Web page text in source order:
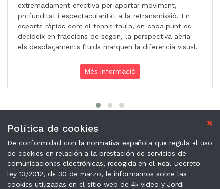
Política de cookies
De conformidad con la normativa española que regula el uso
de cookies en relación a la prestación de servicios de
comunicaciones electrónicas, recogida en el Real Decreto-
ley 13/2012, de 30 de marzo, le informamos sobre las
cookies utilizadas en el sitio web de 4k video y Jordi
extremadament efectiva per aportar moviment,
profunditat i espectacularitat a la retransmissió. En
esports ràpids com el tennis taula, on cada punt es
decideix en fraccions de segon, la perspectiva aèria i
els desplaçaments fluids marquen la diferència visual.
Més informació
4K video
Santa Eugènia de Berga (Barcelona)
Mail: info@4kvideo.tv